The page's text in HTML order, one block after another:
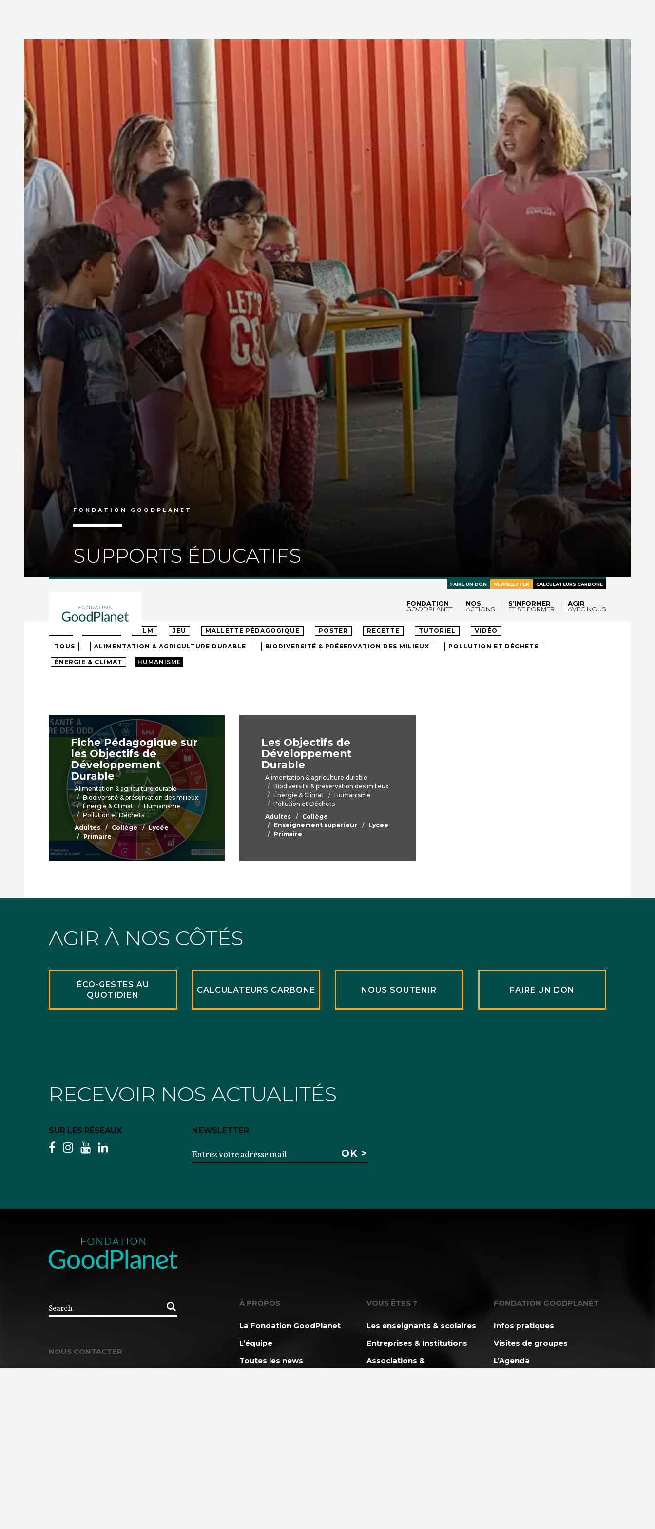
FONDATION
GOODPLANET
NOS
ACTIONS
S’INFORMER
ET SE FORMER
AGIR
AVEC NOUS
FAIRE UN DON NEWSLETTER CALCULATEURS CARBONE
FONDATION GOODPLANET
SUPPORTS ÉDUCATIFS
TOUS MATERNELLE
FILM JEU MALLETTE PÉDAGOGIQUE POSTER RECETTE TUTORIEL VIDÉO
TOUS ALIMENTATION & AGRICULTURE DURABLE BIODIVERSITÉ & PRÉSERVATION DES MILIEUX POLLUTION ET DÉCHETS
ÉNERGIE & CLIMAT HUMANISME
Fiche Pédagogique sur
les Objectifs de
Développement
Durable
Alimentation & agriculture durable
Biodiversité & préservation des milieux
Énergie & Climat
Humanisme
Pollution et Déchets
Adultes
Collège
Lycée
Primaire
Les Objectifs de
Développement
Durable
Alimentation & agriculture durable
Biodiversité & préservation des milieux
Énergie & Climat
Humanisme
Pollution et Déchets
Adultes
Collège
Enseignement supérieur
Lycée
Primaire
AGIR À NOS CÔTÉS
ÉCO-GESTES AU
QUOTIDIEN
CALCULATEURS CARBONE NOUS SOUTENIR FAIRE UN DON
RECEVOIR NOS ACTUALITÉS
SUR LES RÉSEAUX
facebook
instagram
youtubelinkedin
NEWSLETTER
NOUS CONTACTER
À PROPOS
La Fondation GoodPlanet
L’équipe
Toutes les news
VOUS ÊTES ?
Les enseignants & scolaires
Entreprises & Institutions
Associations &
FONDATION GOODPLANET
Infos pratiques
Visites de groupes
L’Agenda